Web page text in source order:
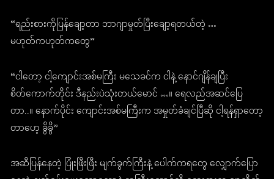
“ရည်းစားကိုပြန်ချော့တာ ဘာဂျာမှုတ်ပြီးချော့ရတယ်တဲ့ …
မဟုတ်ကဟုတ်ကတွေ”
“ငါတော့ ငါ့ကျောင်းအစ်မကြီး မသေခင်က ငါနဲ့ နောင်ဂျိန်ချပြီး
စိတ်ကောက်တိုင်း ဒီနည်းပဲသုံးတယ်မောင် …။ ရေလည်အဆင်ပြေ
တာ..။ နောက်ပိုင်း ကျောင်းအစ်မကြီးက အမှုတ်ခံချင်ပြီဆို ငါ့ရန်ရှာတော့
တာဟေ့ ခွိခွိ”
အဆီပြန်နေတဲ့ ပြုံးဖြီးဖြီး မျက်ခွက်ကြီးနဲ့ ပေါက်ကရတွေ လျှောက်ပြော